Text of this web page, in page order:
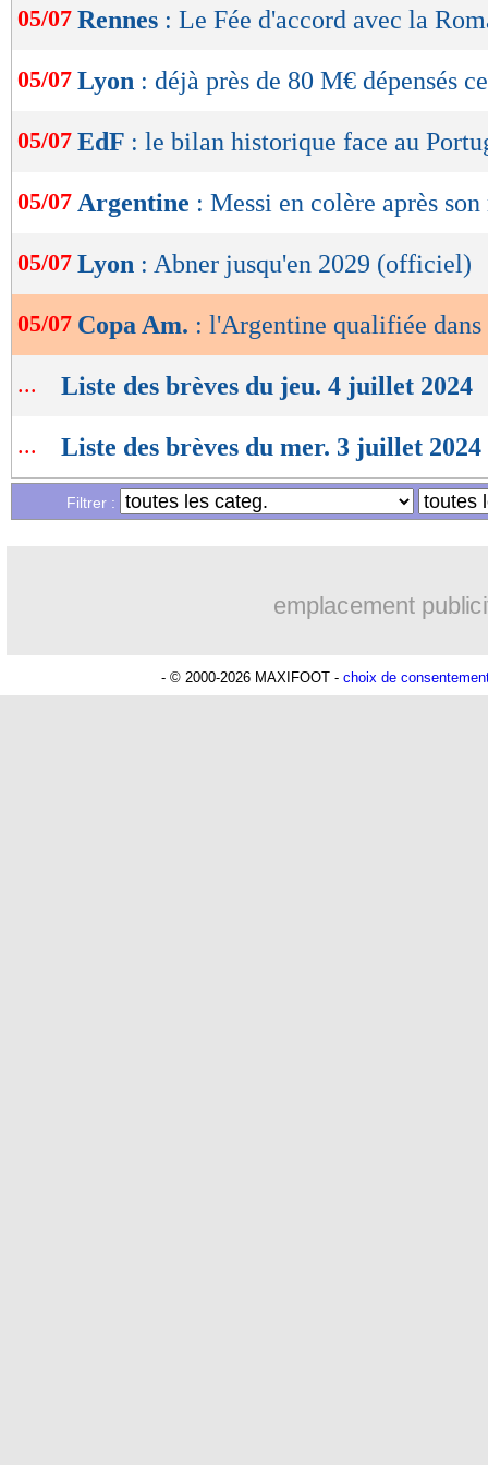
de
OK
05/07 Rennes : Le Fée d'accord avec la
05/07 Lyon : déjà près de 80 M€ dépensés
05/07 EdF : le bilan historique face au
05/07 Argentine : Messi en colère après son
05/07 Lyon : Abner jusqu'en 2029 (officiel)
05/07 Copa Am. : l'Argentine qualifiée
... Liste des brèves du jeu. 4 juillet 2024
... Liste des brèves du mer. 3 juillet 2024
Filtrer :
emplacement
- © 2000-2026 MAXIFOOT - choix de